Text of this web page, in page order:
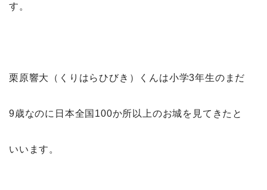
す。
栗原響大（くりはらひびき）くんは小学3年生のまだ
9歳なのに日本全国100か所以上のお城を見てきたと
いいます。